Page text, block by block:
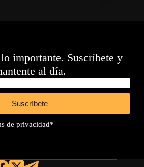
importante. Suscríbete y
al día.
Suscríbete
de privacidad*